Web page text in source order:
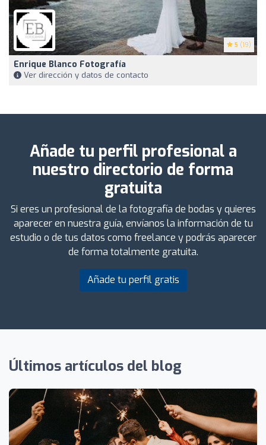
5 (19)
Enrique Blanco Fotografía
Ver dirección y datos de contacto
Añade tu perfil profesional a
nuestro directorio de forma
gratuita
Si eres un profesional de la fotografía de bodas y quieres
aparecer en nuestra guía, envíanos la información de tu
estudio o de tus datos como freelance y podrás aparecer
de forma totalmente gratuita.
Añade tu perfil gratis
Últimos artículos del blog